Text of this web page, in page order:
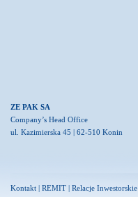
ZE PAK SA
Company’s Head Office
ul. Kazimierska 45 | 62-510 Konin
Kontakt | REMIT | Relacje Inwestorskie